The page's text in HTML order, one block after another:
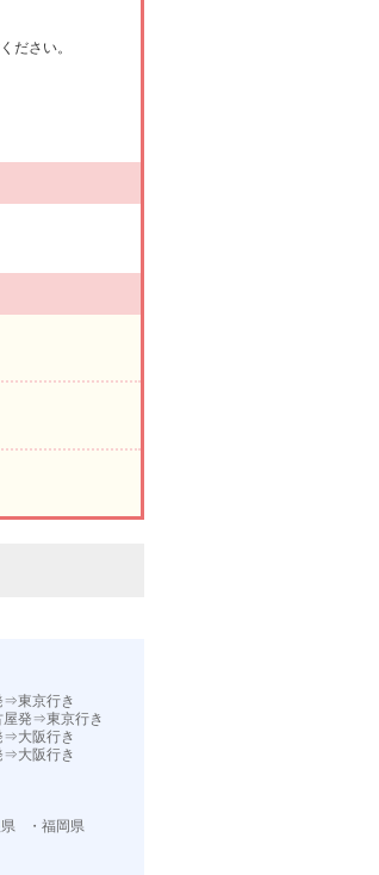
ださい。
⇒東京行き
屋発⇒東京行き
⇒大阪行き
⇒大阪行き
県
・福岡県